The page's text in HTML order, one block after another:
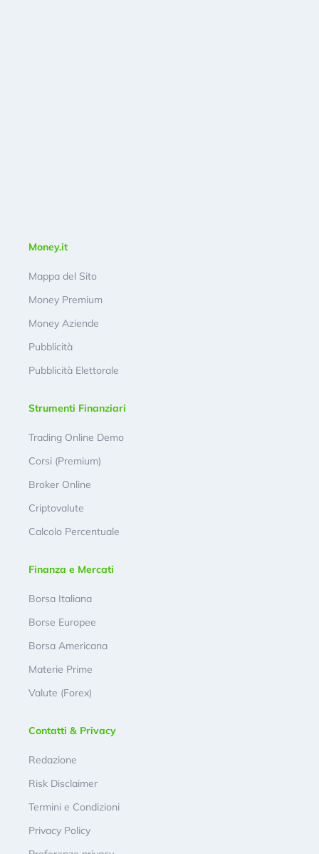
Money.it
Mappa del Sito
Money Premium
Money Aziende
Pubblicità
Pubblicità Elettorale
Strumenti Finanziari
Trading Online Demo
Corsi (Premium)
Broker Online
Criptovalute
Calcolo Percentuale
Finanza e Mercati
Borsa Italiana
Borse Europee
Borsa Americana
Materie Prime
Valute (Forex)
Contatti & Privacy
Redazione
Risk Disclaimer
Termini e Condizioni
Privacy Policy